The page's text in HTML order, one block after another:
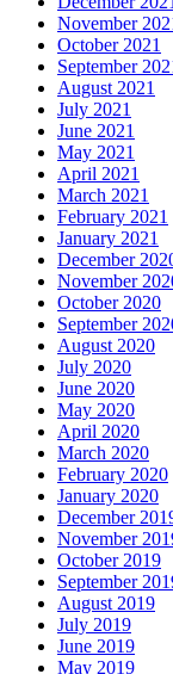
November
October 2021
September
August 2021
July 2021
June 2021
May 2021
April 2021
March 2021
February 2021
January 2021
December
November
October 2020
September
August 2020
July 2020
June 2020
May 2020
April 2020
March 2020
February 2020
January 2020
December
November
October 2019
September
August 2019
July 2019
June 2019
May 2019